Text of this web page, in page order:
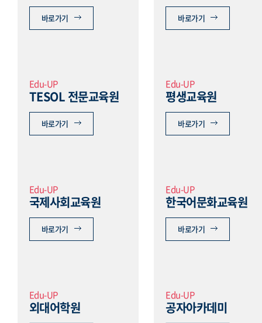
바로가기 바로가기
Edu-UP
TESOL 전문교육원
바로가기
Edu-UP
평생교육원
바로가기
Edu-UP
국제사회교육원
바로가기
Edu-UP
한국어문화교육원
바로가기
Edu-UP
외대어학원
Edu-UP
공자아카데미